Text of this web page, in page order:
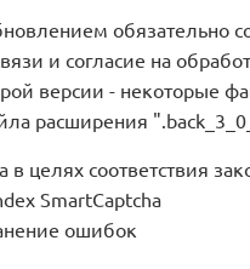
обязательно
и согласие на
версии - некоторые
расширения
в целях соответствия
SmartCaptcha
ошибок